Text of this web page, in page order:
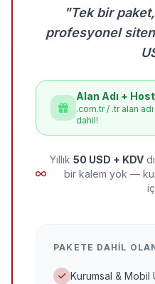
"Tek bir
profesyonel
Alan Adı +
.com.tr / .tr alan
dahil!
Yıllık 50 USD + KDV
bir kalem yok —
PAKETE DAHIL
Kurumsal & Mobil